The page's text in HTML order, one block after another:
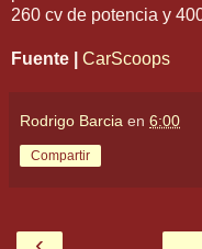
260 cv de potencia y
Fuente | CarScoops
Rodrigo Barcia en 6:00
Compartir